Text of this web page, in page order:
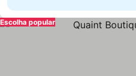
Escolha popular